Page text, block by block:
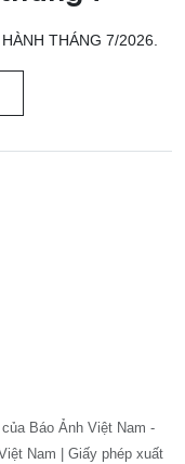
THÁNG 7/2026.
Báo Ảnh Việt Nam -
Nam | Giấy phép xuất